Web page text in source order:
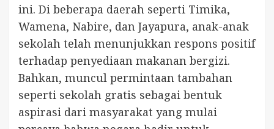
ini. Di beberapa daerah seperti Timika,
Wamena, Nabire, dan Jayapura, anak-anak
sekolah telah menunjukkan respons positif
terhadap penyediaan makanan bergizi.
Bahkan, muncul permintaan tambahan
seperti sekolah gratis sebagai bentuk
aspirasi dari masyarakat yang mulai